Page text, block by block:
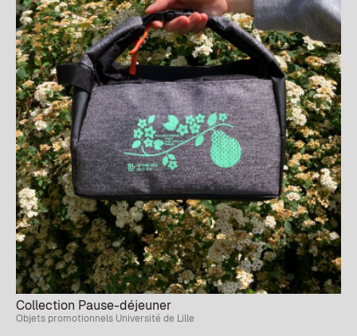
Collection Pause-déjeuner
Objets promotionnels Université de Lille